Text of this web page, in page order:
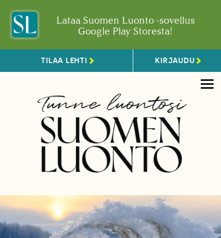
Lataa Suomen Luonto -sovellus
Google Play Storesta!
TILAA LEHTI KIRJAUDU